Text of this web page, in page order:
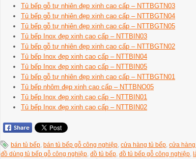
Tủ bếp gỗ tự nhiên đẹp xinh cao cấp – NTTBGTN03
Tủ bếp gỗ tự nhiên đẹp xinh cao cấp – NTTBGTN04
Tủ bếp gỗ tự nhiên đẹp xinh cao cấp – NTTBGTN05
Tủ bếp Inox đẹp xinh cao cấp – NTTBIN03
Tủ bếp gỗ tự nhiên đẹp xinh cao cấp – NTTBGTN02
Tủ bếp Inox đẹp xinh cao cấp – NTTBIN04
Tủ bếp Inox đẹp xinh cao cấp – NTTBIN05
Tủ bếp gỗ tự nhiên đẹp xinh cao cấp – NTTBGTN01
Tủ bếp nhôm đẹp xinh cao cấp – NTTBNO05
Tủ bếp Inox đẹp xinh cao cấp – NTTBIN01
Tủ bếp Inox đẹp xinh cao cấp – NTTBIN02
bán tủ bếp, bán tủ bếp gỗ công nghiệp, cửa hàng tủ bếp, cửa
đồ dùng tủ bếp gỗ công nghiệp, đồ tủ bếp, đồ tủ bếp gỗ công nghiệp,